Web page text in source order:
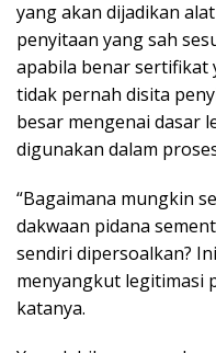
yang akan dijadikan
penyitaan yang sah
apabila benar sertifikat
tidak pernah disita
besar mengenai dasar
digunakan dalam
“Bagaimana mungkin
dakwaan pidana
sendiri dipersoalkan?
menyangkut legitimasi
katanya.